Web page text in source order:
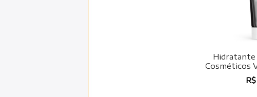
Hidratante
Cosméticos